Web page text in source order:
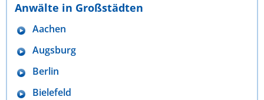
Anwälte in Großstädten
Aachen
Augsburg
Berlin
Bielefeld